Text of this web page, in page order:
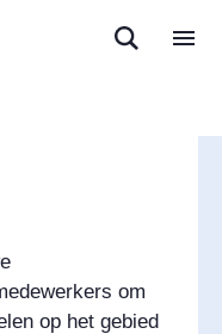
om
op het gebied